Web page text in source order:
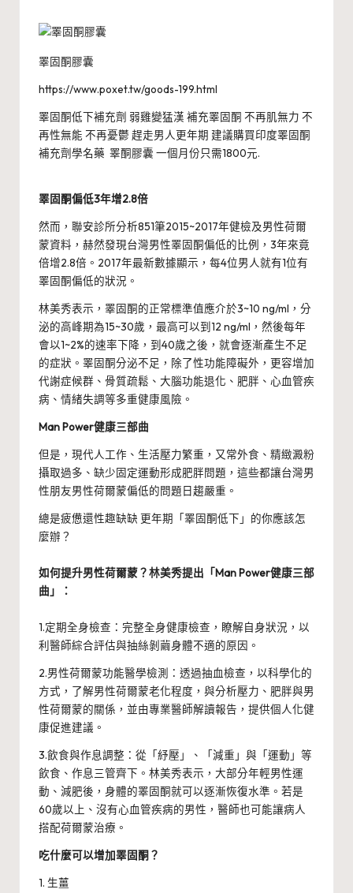
睪固酮膠囊
https://www.poxet.tw/goods-199.html
睪固酮低下補充劑 弱雞變猛漢 補充睪固酮 不再肌無力 不
再性無能 不再憂鬱 趕走男人更年期 建議購買印度睪固酮
補充劑學名藥 睪酮膠囊 一個月份只需1800元.
睪固酮偏低3年增2.8倍
然而，聯安診所分析851筆2015~2017年健檢及男性荷爾
蒙資料，赫然發現台灣男性睪固酮偏低的比例，3年來竟
倍增2.8倍。2017年最新數據顯示，每4位男人就有1位有
睪固酮偏低的狀況。
林美秀表示，睪固酮的正常標準值應介於3~10 ng/ml，分
泌的高峰期為15~30歲，最高可以到12 ng/ml，然後每年
會以1~2%的速率下降，到40歲之後，就會逐漸產生不足
的症狀。睪固酮分泌不足，除了性功能障礙外，更容增加
代謝症候群、骨質疏鬆、大腦功能退化、肥胖、心血管疾
病、情緒失調等多重健康風險。
Man Power健康三部曲
但是，現代人工作、生活壓力繁重，又常外食、精緻澱粉
攝取過多、缺少固定運動形成肥胖問題，這些都讓台灣男
性朋友男性荷爾蒙偏低的問題日趨嚴重。
總是疲憊還性趣缺缺 更年期「睪固酮低下」的你應該怎
麼辦？
如何提升男性荷爾蒙？林美秀提出「Man Power健康三部
曲」：
1.定期全身檢查：完整全身健康檢查，瞭解自身狀況，以
利醫師綜合評估與抽絲剝繭身體不適的原因。
2.男性荷爾蒙功能醫學檢測：透過抽血檢查，以科學化的
方式，了解男性荷爾蒙老化程度，與分析壓力、肥胖與男
性荷爾蒙的關係，並由專業醫師解讀報告，提供個人化健
康促進建議。
3.飲食與作息調整：從「紓壓」、「減重」與「運動」等
飲食、作息三管齊下。林美秀表示，大部分年輕男性運
動、減肥後，身體的睪固酮就可以逐漸恢復水準。若是
60歲以上、沒有心血管疾病的男性，醫師也可能讓病人
搭配荷爾蒙治療。
吃什麼可以增加睪固酮？
1. 生薑